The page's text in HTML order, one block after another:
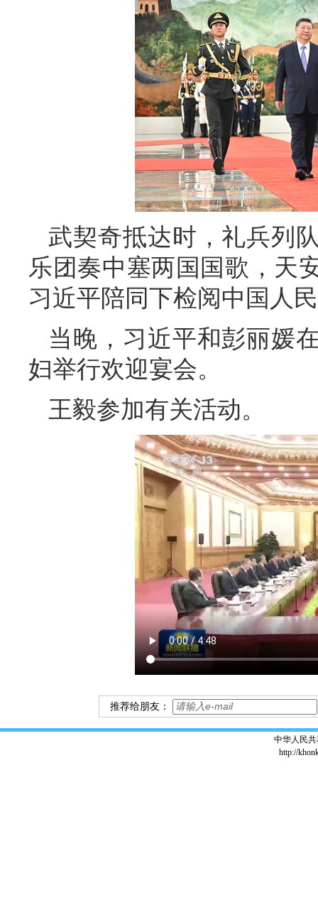
武契奇抵达时，礼兵列
乐团奏中塞两国国歌，天
习近平陪同下检阅中国人
当晚，习近平和彭丽媛
妇举行欢迎宴会。
王毅参加有关活动。
推荐给朋友：
中华人民
http://